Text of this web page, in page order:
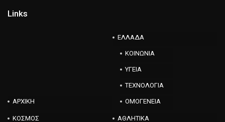
Links
ΑΡΧΙΚΗ
ΕΛΛΑΔΑ
ΚΟΙΝΩΝΙΑ
ΥΓΕΙΑ
ΤΕΧΝΟΛΟΓΙΑ
ΟΜΟΓΕΝΕΙΑ
ΚΟΣΜΟΣ ΑΘΛΗΤΙΚΑ